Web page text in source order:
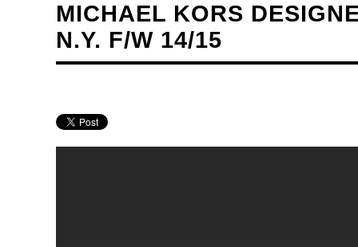
MICHAEL KORS
N.Y. F/W 14/15